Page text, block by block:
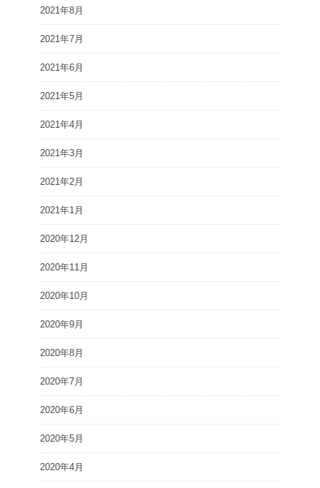
2021年8月
2021年7月
2021年6月
2021年5月
2021年4月
2021年3月
2021年2月
2021年1月
2020年12月
2020年11月
2020年10月
2020年9月
2020年8月
2020年7月
2020年6月
2020年5月
2020年4月